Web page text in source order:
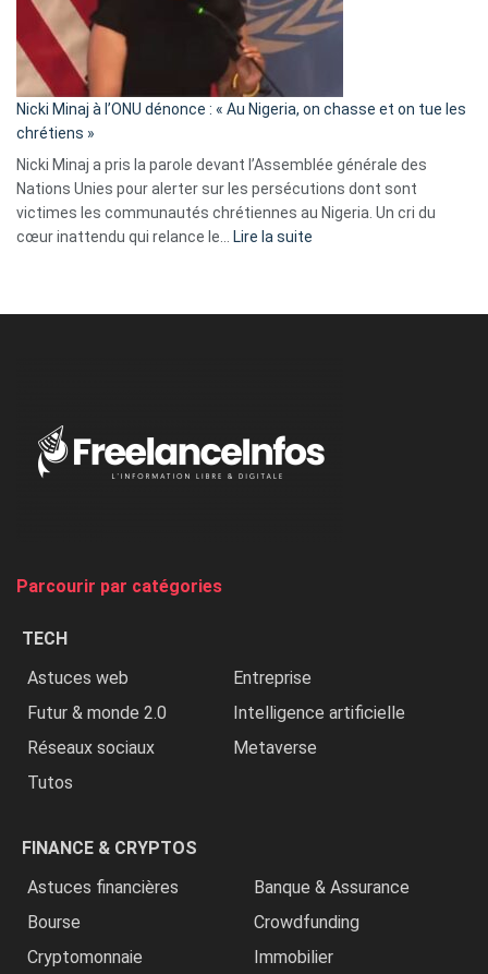
a
tout
parle
ses
tripes »
Nicki Minaj à l’ONU dénonce : « Au Nigeria, on chasse et on tue les
chrétiens »
Nicki Minaj a pris la parole devant l’Assemblée générale des
Nations Unies pour alerter sur les persécutions dont sont
victimes les communautés chrétiennes au Nigeria. Un cri du
cœur inattendu qui relance le… Lire la suite
Nigeria,
Parcourir par catégories
TECH
Astuces web
Entreprise
Futur & monde 2.0
Intelligence artificielle
Réseaux sociaux
Metaverse
Tutos
FINANCE & CRYPTOS
Astuces financières
Banque & Assurance
Bourse
Crowdfunding
Cryptomonnaie
Immobilier